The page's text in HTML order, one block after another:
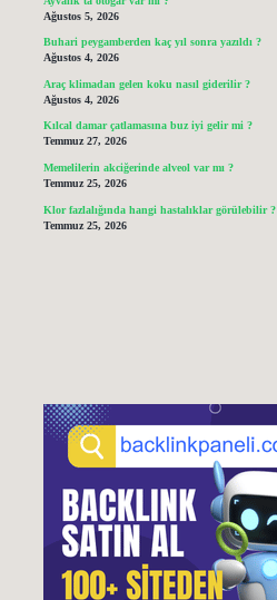
Ağustos 5, 2026
Buhari peygamberden kaç yıl sonra yazıldı ?
Ağustos 4, 2026
Araç klimadan gelen koku nasıl giderilir ?
Ağustos 4, 2026
Kılcal damar çatlamasına buz iyi gelir mi ?
Temmuz 27, 2026
Memelilerin akciğerinde alveol var mı ?
Temmuz 25, 2026
Klor fazlalığında hangi hastalıklar görülebilir ?
Temmuz 25, 2026